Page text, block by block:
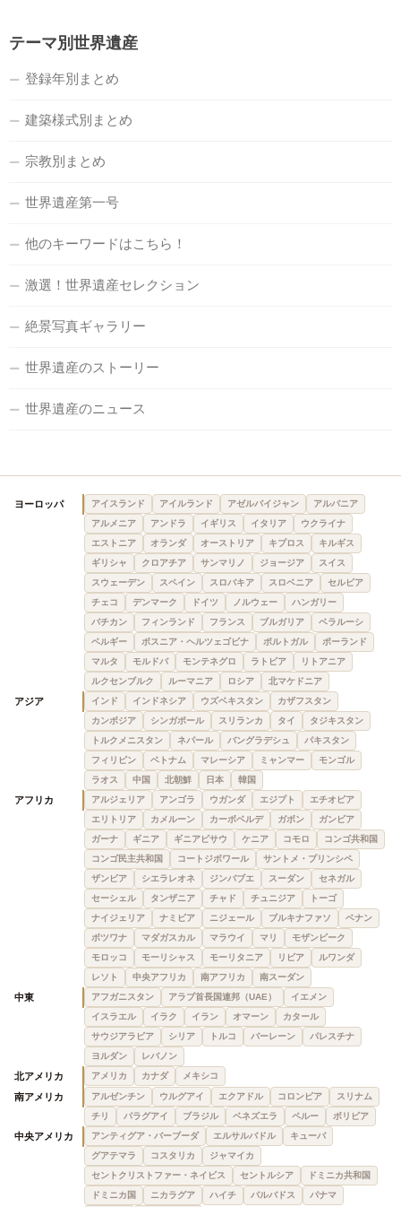
テーマ別世界遺産
登録年別まとめ
建築様式別まとめ
宗教別まとめ
世界遺産第一号
他のキーワードはこちら！
激選！世界遺産セレクション
絶景写真ギャラリー
世界遺産のストーリー
世界遺産のニュース
ヨーロッパ アイスランド アイルランド アゼルバイジャン
アルバニア
アルメニア
アンドラ イギリス イタリア
ウクライナ
エストニア
オランダ オーストリア キプロス
キルギス
ギリシャ
クロアチア サンマリノ ジョージア
スイス
スウェーデン
スペイン スロバキア スロベニア
セルビア
チェコ
デンマーク ドイツ ノルウェー
ハンガリー
バチカン
フィンランド フランス ブルガリア
ベラルーシ
ベルギー
ボスニア・ヘルツェゴビナ ポルトガル
ポーランド
マルタ
モルドバ モンテネグロ ラトビア
リトアニア
ルクセンブルク
ルーマニア ロシア 北マケドニア
アジア インド インドネシア ウズベキスタン
カザフスタン
カンボジア
シンガポール スリランカ タイ
タジキスタン
トルクメニスタン
ネパール バングラデシュ
パキスタン
フィリピン
ベトナム マレーシア ミャンマー
モンゴル
ラオス
中国 北朝鮮 日本 韓国
アフリカ アルジェリア アンゴラ ウガンダ エジプト
エチオピア
エリトリア
カメルーン カーボベルデ ガボン
ガンビア
ガーナ
ギニア ギニアビサウ ケニア コモロ
コンゴ共和国
コンゴ民主共和国
コートジボワール
サントメ・プリンシペ
ザンビア
シエラレオネ ジンバブエ スーダン
セネガル
セーシェル
タンザニア チャド チュニジア
トーゴ
ナイジェリア
ナミビア ニジェール ブルキナファソ
ベナン
ボツワナ
マダガスカル マラウイ マリ
モザンビーク
モロッコ
モーリシャス モーリタニア リビア
ルワンダ
レソト
中央アフリカ 南アフリカ 南スーダン
中東 アフガニスタン アラブ首長国連邦（UAE）
イエメン
イスラエル
イラク イラン オマーン
カタール
サウジアラビア
シリア トルコ バーレーン
パレスチナ
ヨルダン
レバノン
北アメリカ アメリカ カナダ メキシコ
南アメリカ アルゼンチン ウルグアイ エクアドル コロンビア
スリナム
チリ
パラグアイ ブラジル ベネズエラ ペルー ボリビア
中央アメリカ アンティグア・バーブーダ エルサルバドル
キューバ
グアテマラ
コスタリカ
ジャマイカ
セントクリストファー・ネイビス
セントルシア
ドミニカ共和国
ドミニカ国
ニカラグア ハイチ バルバドス パナマ